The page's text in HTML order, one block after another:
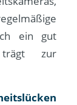
ein gut
trägt zur